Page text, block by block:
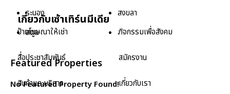
ระนอง
สงขลา
สตูล
สุราษฎร์ธานี
Featured Properties
No Featured Property Found!
เกี่ยวกับเซ้าเทิร์นมีเดีย
ป้ายโฆษณาให้เช่า
สื่อประชาสัมพันธ์
สินค้าและบริการ
กิจกรรมเพื่อสังคม
สมัครงาน
เกี่ยวกับเรา